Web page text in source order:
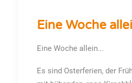
Eine Woche
Eine Woche allein...
Es sind Osterferien, der